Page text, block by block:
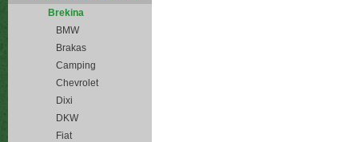
Brekina
BMW
Brakas
Camping
Chevrolet
Dixi
DKW
Fiat